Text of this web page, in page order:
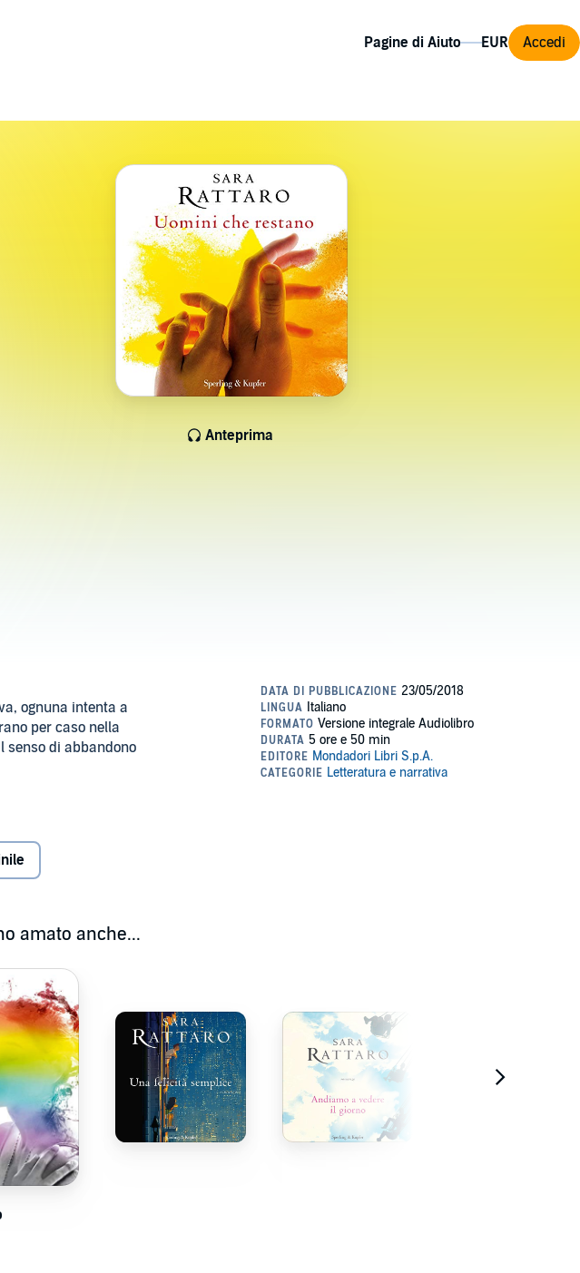
Pagine di Aiuto Accedi
Anteprima
ognuna intenta a
per caso nella
senso di abbandono
in un istante alla
nasconde sotto un
dell'uomo
le avvicina, ma a
tutto il buono che
per concederti una
pur di restare al
solamente in
amato anche...